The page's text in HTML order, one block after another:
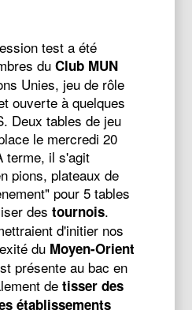
test a été
duClub MUN
Unies, jeu de rôle
ouverte à quelques
Deux tables de jeu
le mercredi 20
terme, il s'agit
pions, plateaux de
pour 5 tables
destournois.
d'initier nos
du Moyen-Orient
présente au bac en
de tisser des
établissements